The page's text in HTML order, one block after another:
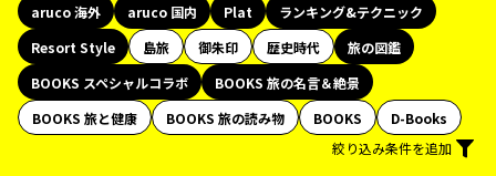
aruco 海外
aruco 国内 Plat
ランキング&テクニック
Resort Style
島旅 御朱印 歴史時代
旅の図鑑
BOOKS スペシャルコラボ
BOOKS 旅の名言＆絶景
BOOKS 旅と健康
BOOKS 旅の読み物 BOOKS
D-Books
絞り込み条件を追加